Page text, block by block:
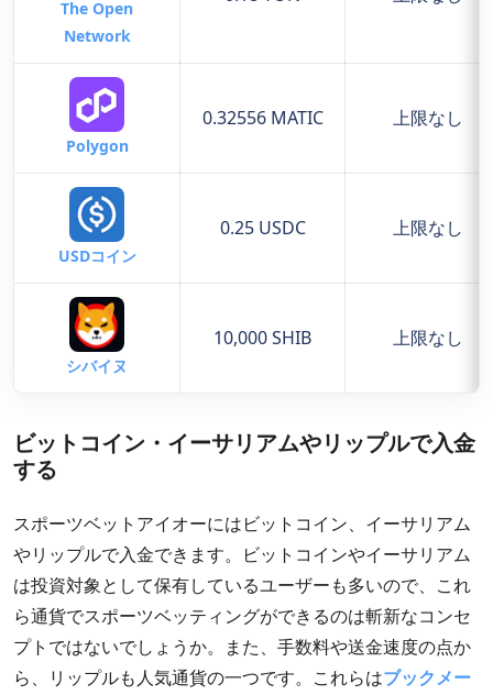
The Open
Network
Polygon
0.32556 MATIC 上限なし
USDコイン
0.25 USDC 上限なし
シバイヌ
10,000 SHIB 上限なし
ビットコイン・イーサリアムやリップルで入金
する
スポーツベットアイオーにはビットコイン、イーサリアム
やリップルで入金できます。ビットコインやイーサリアム
は投資対象として保有しているユーザーも多いので、これ
ら通貨でスポーツベッティングができるのは斬新なコンセ
プトではないでしょうか。また、手数料や送金速度の点か
ら、リップルも人気通貨の一つです。これらはブックメー